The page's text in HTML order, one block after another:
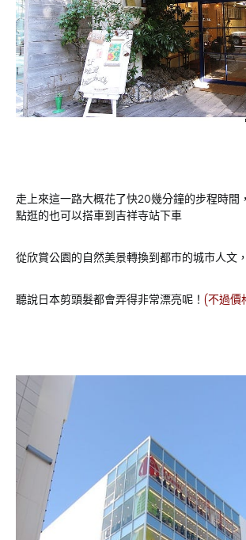
走上來這一路大概花了快20幾分鐘的步程時間
點逛的也可以搭車到吉祥寺站下車
從欣賞公園的自然美景轉換到都市的城市人文
聽說日本剪頭髮都會弄得非常漂亮呢！ (不過價